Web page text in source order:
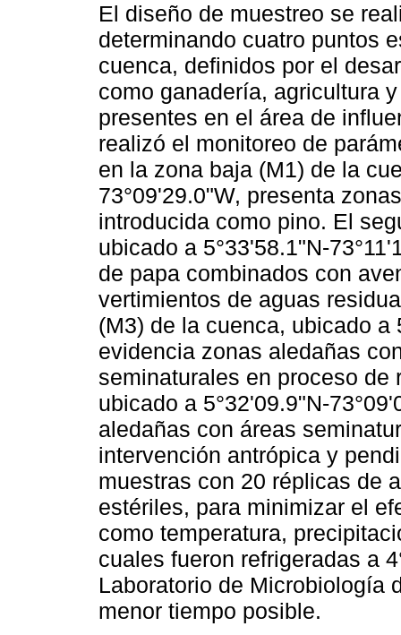
El diseño de muestreo se
determinando cuatro puntos
cuenca, definidos por el
como ganadería, agricultura
presentes en el área de
realizó el monitoreo de
en la zona baja (M1) de la
73°09'29.0"W, presenta
introducida como pino. El
ubicado a 5°33'58.1"N-
de papa combinados con
vertimientos de aguas
(M3) de la cuenca, ubicado a
evidencia zonas aledañas
seminaturales en proceso de
ubicado a 5°32'09.9"N-
aledañas con áreas
intervención antrópica y
muestras con 20 réplicas de
estériles, para minimizar el
como temperatura,
cuales fueron refrigeradas a
Laboratorio de Microbiología
menor tiempo posible.